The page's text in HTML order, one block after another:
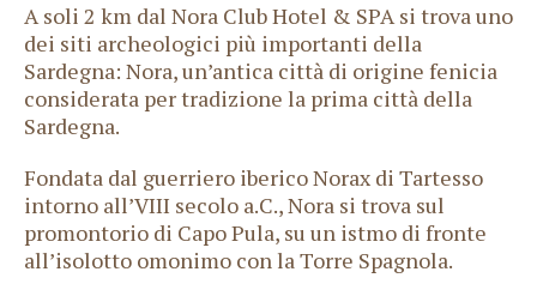
A soli 2 km dal Nora Club Hotel & SPA si trova uno
dei siti archeologici più importanti della
Sardegna: Nora, un’antica città di origine fenicia
considerata per tradizione la prima città della
Sardegna.
Fondata dal guerriero iberico Norax di Tartesso
intorno all’VIII secolo a.C., Nora si trova sul
promontorio di Capo Pula, su un istmo di fronte
all’isolotto omonimo con la Torre Spagnola.